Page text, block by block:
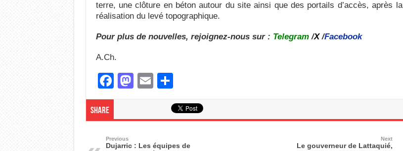
terre, une clôture en béton autour du site ainsi que des portails d’accès, après la
réalisation du levé topographique.
Pour plus de nouvelles, rejoignez-nous sur : Telegram/X/Facebook
A.Ch.
F
a
b
M
d
E
ar
Share
Previous
Dujarric : Les équipes de
Next
Le gouverneur de Lattaquié,